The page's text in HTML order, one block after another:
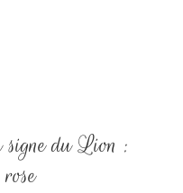
signe du Lion :